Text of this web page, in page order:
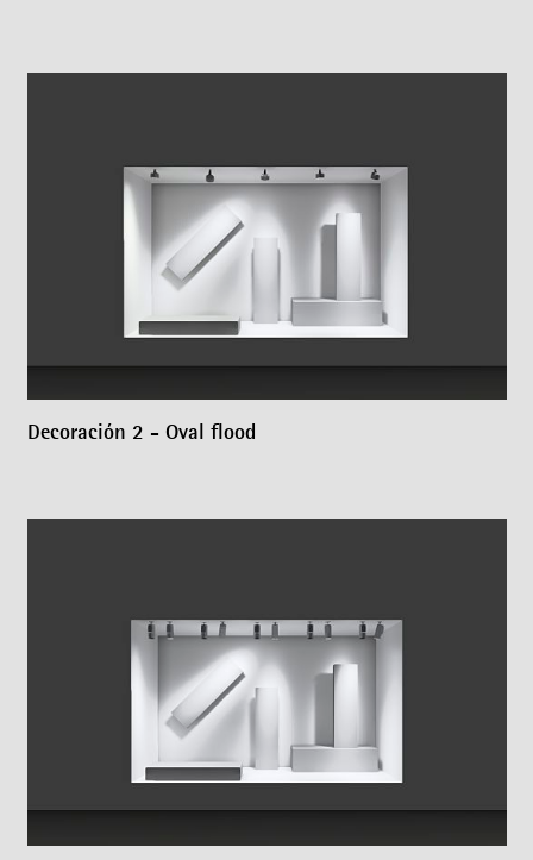
Decoración 2 - Oval flood